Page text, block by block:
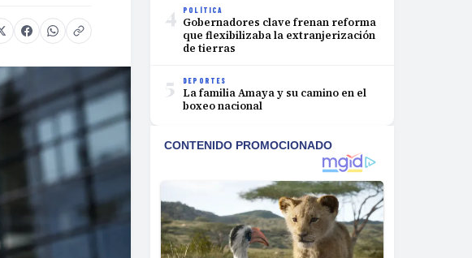
4 POLÍTICA
Gobernadores clave frenan reforma
que flexibilizaba la extranjerización
de tierras
5 DEPORTES
La familia Amaya y su camino en el
boxeo nacional